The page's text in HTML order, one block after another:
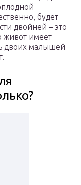
будет
двойней – это
живот имеет
двоих малышей